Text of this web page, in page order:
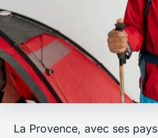
La Provence, avec ses